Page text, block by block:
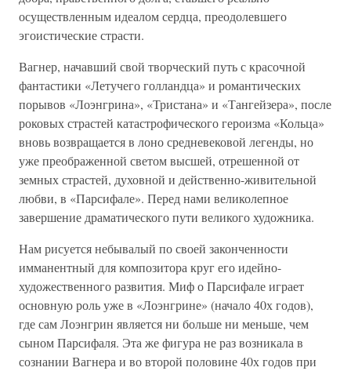
осуществленным идеалом сердца, преодолевшего
эгоистические страсти.
Вагнер, начавший свой творческий путь с красочной
фантастики «Летучего голландца» и романтических
порывов «Лоэнгрина», «Тристана» и «Тангейзера», после
роковых страстей катастрофического героизма «Кольца»
вновь возвращается в лоно средневековой легенды, но
уже преображенной светом высшей, отрешенной от
земных страстей, духовной и действенно-живительной
любви, в «Парсифале». Перед нами великолепное
завершение драматического пути великого художника.
Нам рисуется небывалый по своей законченности
имманентный для композитора круг его идейно-
художественного развития. Миф о Парсифале играет
основную роль уже в «Лоэнгрине» (начало 40х годов),
где сам Лоэнгрин является ни больше ни меньше, чем
сыном Парсифаля. Эта же фигура не раз возникала в
сознании Вагнера и во второй половине 40х годов при